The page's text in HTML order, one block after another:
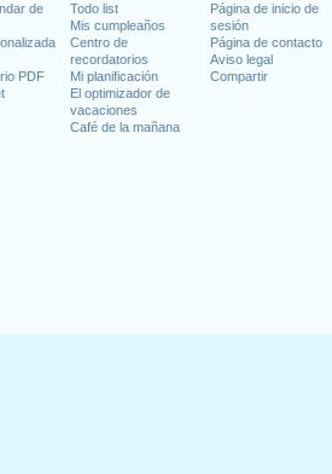
de
PDF
Todo list
Mis cumpleaños
Centro de
recordatorios
Mi planificación
El optimizador de
vacaciones
Café de la mañana
Página de inicio de
sesión
Página de contacto
Aviso legal
Compartir